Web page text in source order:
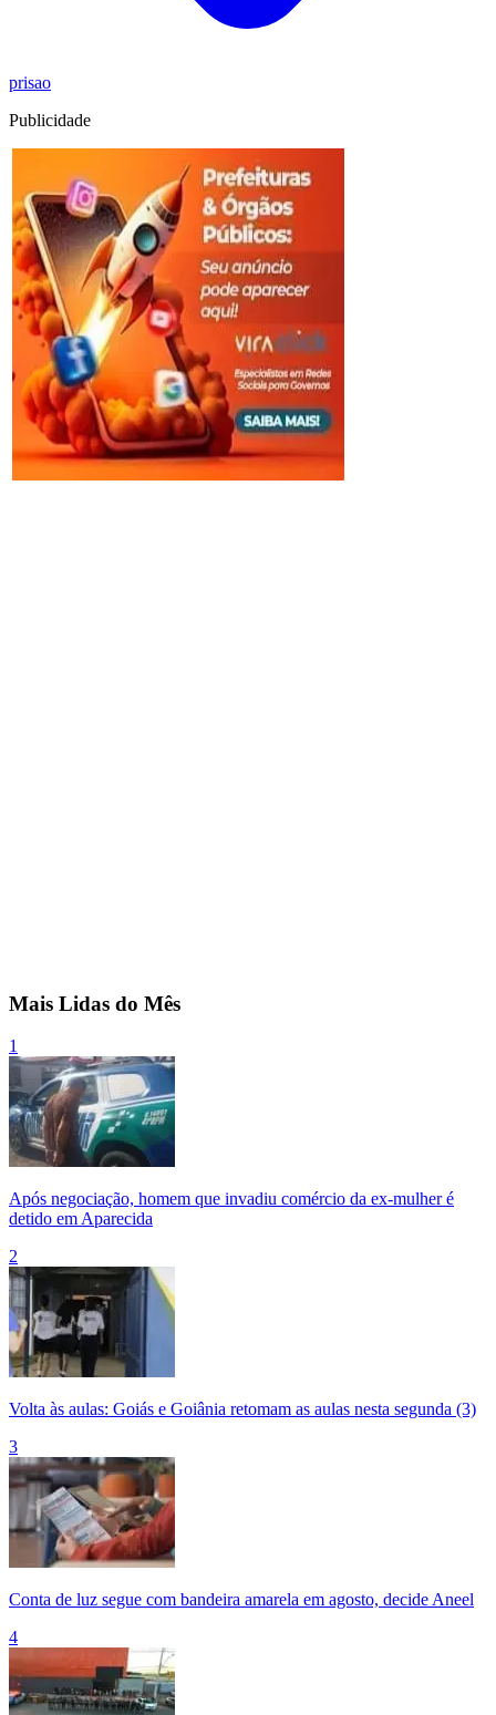
prisao
Publicidade
Mais Lidas do Mês
1
Após negociação, homem que invadiu comércio da ex-mulher é
detido em Aparecida
2
Volta às aulas: Goiás e Goiânia retomam as aulas nesta segunda (3)
3
Conta de luz segue com bandeira amarela em agosto, decide Aneel
4